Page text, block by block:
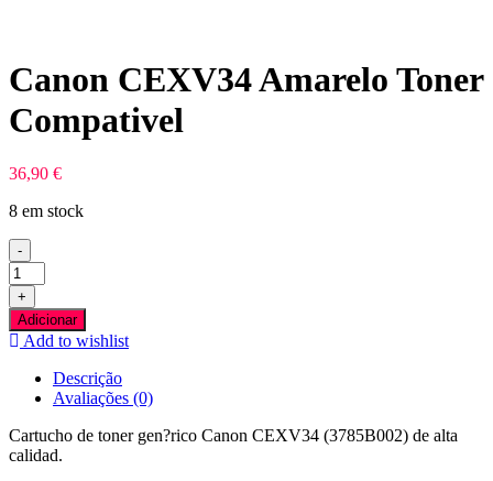
Canon CEXV34 Amarelo Toner
Compativel
36,90 €
8 em stock
-
Quantidade
de
Canon
CEXV34
Amarelo
Compativel
+
Adicionar
Add to wishlist
Descrição
Avaliações (0)
Cartucho de toner gen?rico Canon CEXV34 (3785B002) de alta
calidad.